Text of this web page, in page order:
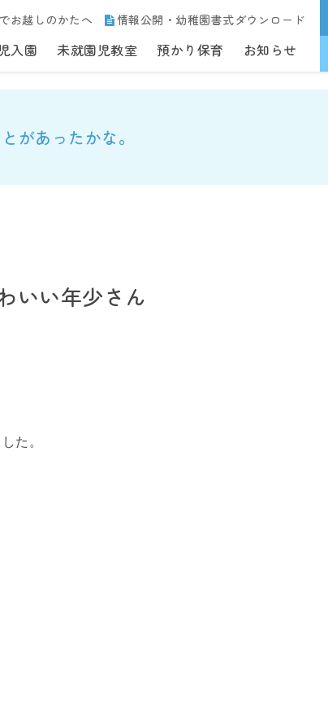
お越しのかたへ 情報公開・幼稚園書式ダウンロード
入園 未就園児教室 預かり保育 お知らせ
があったかな。
いい年少さん
た。